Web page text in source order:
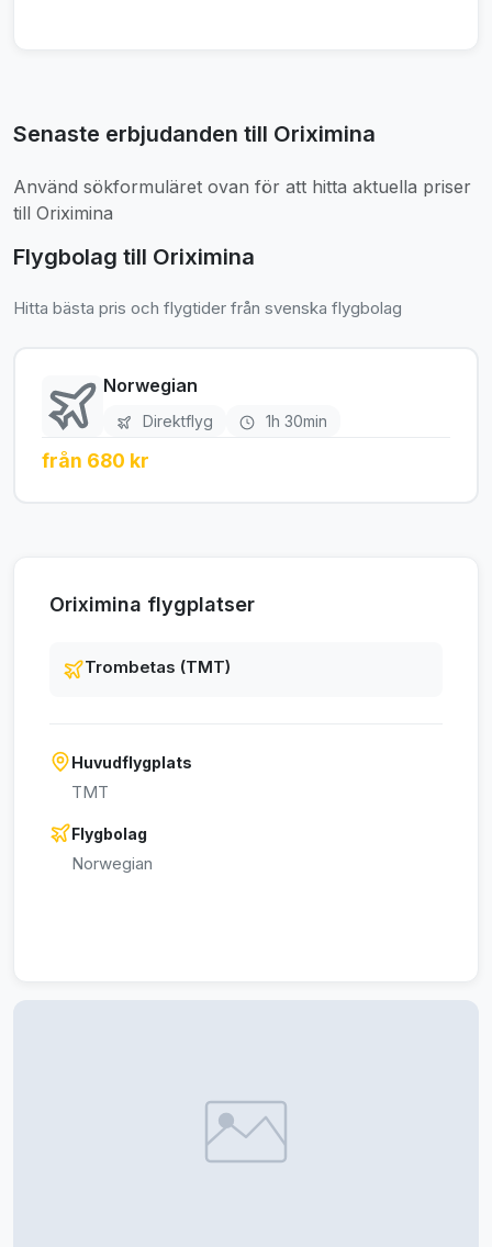
Senaste erbjudanden till Oriximina
Använd sökformuläret ovan för att hitta aktuella priser
till Oriximina
Flygbolag till Oriximina
Hitta bästa pris och flygtider från svenska flygbolag
Norwegian
Direktflyg 1h 30min
från 680 kr
Oriximina flygplatser
Trombetas (TMT)
Huvudflygplats
TMT
Flygbolag
Norwegian